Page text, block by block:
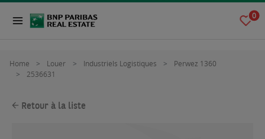
0
Home Louer Industriels Logistiques
Perwez 1360
2536631
Retour à la liste